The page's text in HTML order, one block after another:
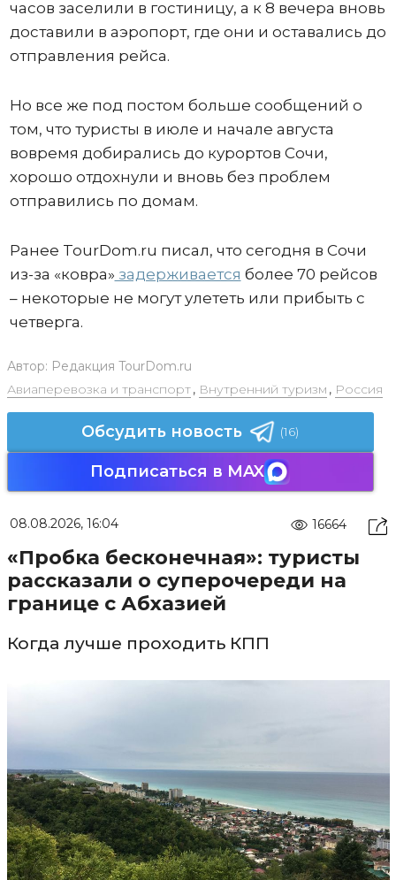
часов заселили в гостиницу, а к 8 вечера вновь
доставили в аэропорт, где они и оставались до
отправления рейса.
Но все же под постом больше сообщений о
том, что туристы в июле и начале августа
вовремя добирались до курортов Сочи,
хорошо отдохнули и вновь без проблем
отправились по домам.
Ранее TourDom.ru писал, что сегодня в Сочи
из-за «ковра» задерживается более 70 рейсов
– некоторые не могут улететь или прибыть с
четверга.
Автор: Редакция TourDom.ru
Авиаперевозка и транспорт, Внутренний туризм , Россия
Обсудить новость (16)
Подписаться в MAX
08.08.2026, 16:04 16664
«Пробка бесконечная»: туристы
рассказали о суперочереди на
границе с Абхазией
Когда лучше проходить КПП